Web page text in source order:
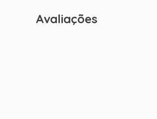
Avaliações